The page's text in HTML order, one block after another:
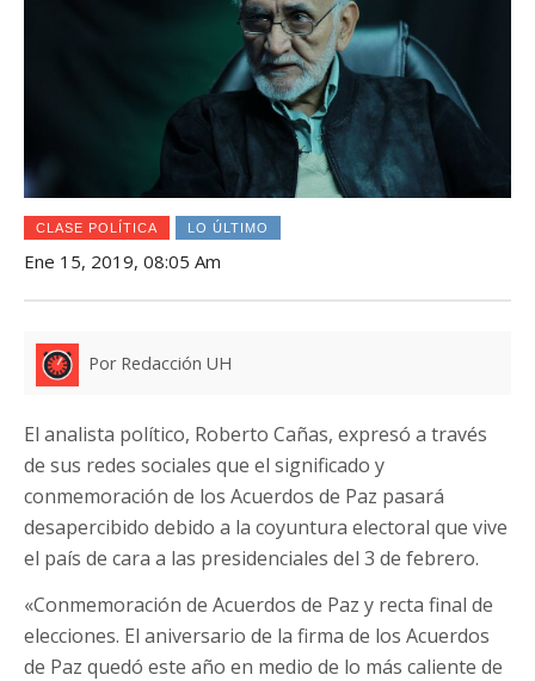
CLASE POLÍTICA LO ÚLTIMO
Ene 15, 2019, 08:05 Am
Por Redacción UH
El analista político, Roberto Cañas, expresó a través
de sus redes sociales que el significado y
conmemoración de los Acuerdos de Paz pasará
desapercibido debido a la coyuntura electoral que vive
el país de cara a las presidenciales del 3 de febrero.
«Conmemoración de Acuerdos de Paz y recta final de
elecciones. El aniversario de la firma de los Acuerdos
de Paz quedó este año en medio de lo más caliente de